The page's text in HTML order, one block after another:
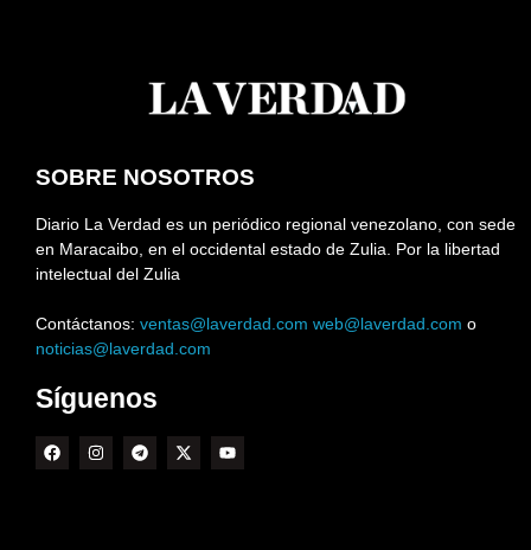
SOBRE NOSOTROS
Diario La Verdad es un periódico regional venezolano, con sede
en Maracaibo, en el occidental estado de Zulia. Por la libertad
intelectual del Zulia
Contáctanos: ventas@laverdad.com web@laverdad.com o
noticias@laverdad.com
Síguenos